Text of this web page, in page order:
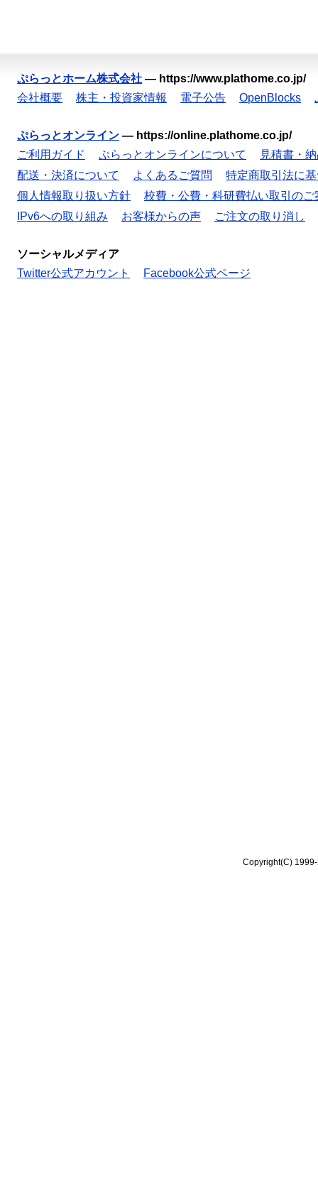
ぷらっとホーム株式会社 — https://www.plathome.co.jp/
会社概要
株主・投資家情報 電子公告 OpenBlocks
ぷらっとオンライン — https://online.plathome.co.jp/
ご利用ガイド
ぷらっとオンラインについて
見積書・
配送・決済について
よくあるご質問
特定商取引法に
個人情報取り扱い方針
校費・公費・科研費払い取引のご
IPv6への取り組み
お客様からの声 ご注文の取り消し
ソーシャルメディア
Twitter公式アカウント
Facebook公式ページ
Copyright(C)